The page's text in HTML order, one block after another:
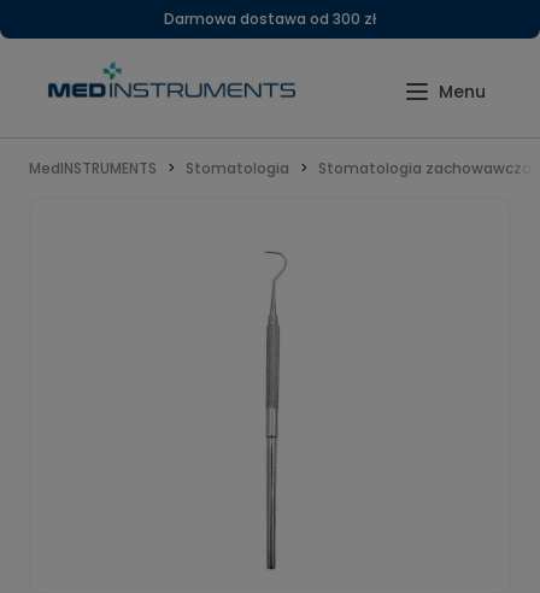
Darmowa dostawa od 300 zł
MedINSTRUMENTS Stomatologia Stomatologia zachowawcza